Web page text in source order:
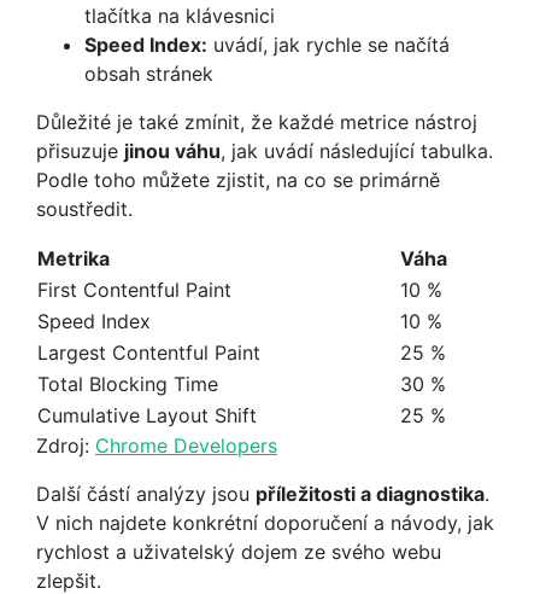
tlačítka na klávesnici
Speed Index: uvádí, jak rychle se načítá
obsah stránek
Důležité je také zmínit, že každé metrice nástroj
přisuzuje jinou váhu, jak uvádí následující tabulka.
Podle toho můžete zjistit, na co se primárně
soustředit.
Metrika
Váha
First Contentful Paint
10 %
Speed Index
10 %
Largest Contentful Paint
25 %
Total Blocking Time
30 %
Cumulative Layout Shift
25 %
Zdroj: Chrome Developers
Další částí analýzy jsou příležitosti a diagnostika.
V nich najdete konkrétní doporučení a návody, jak
rychlost a uživatelský dojem ze svého webu
zlepšit.